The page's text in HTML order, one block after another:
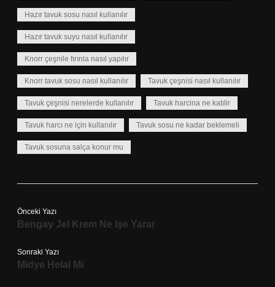
Hazır tavuk sosu nasıl kullanılır
Hazır tavuk suyu nasıl kullanılır
Knorr çeşnile fırınla nasıl yapılır
Knorr tavuk sosu nasıl kullanılır Tavuk çeşnisi nasıl kullanılır
Tavuk çeşnisi nerelerde kullanılır Tavuk harcina ne katılir
Tavuk harcı ne için kullanılır Tavuk sosu ne kadar beklemeli
Tavuk sosuna salça konur mu
Önceki Yazı
Bengay Jel Krem Ne Işe Yarar
Sonraki Yazı
Midye Helal Mi